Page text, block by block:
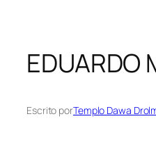
EDUARDO
Escrito porTemplo Dawa